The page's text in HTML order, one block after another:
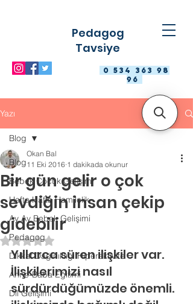
0 534 363 98
96
Pedagog
Tavsiye
Yazı
Blog
Bebek Çocuk Gelişimi
Hafta Hafta Hamilelik
Ay Ay Bebek Gelişimi
Pedagog
Dikkat Dağınıklığı Hiperaktivite
Anne-Baba Eğitimi
Dil Gelişimi
Blog
Bir gün gelir o çok
sevdiğin insan çekip
gidebilir
Okan Bal
11 Eki 2016 1 dakikada okunur
5 üzerinden NaN yıldız
Yıllarca süren ilişkiler var.
İlişkilerimizi nasıl
sürdürdüğümüzde önemli.